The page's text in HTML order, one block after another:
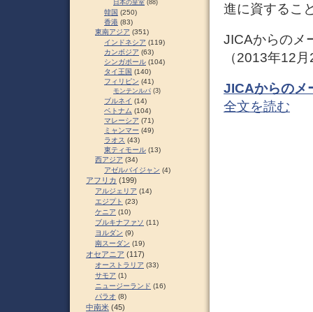
進に資するこ
JICAからのメ
（2013年12
JICAからのメ
全文を読む
日本の皇室 (88)
韓国 (250)
香港 (83)
東南アジア (351)
インドネシア (119)
カンボジア (63)
シンガポール (104)
タイ王国 (140)
フィリピン (41)
モンテンルパ (3)
ブルネイ (14)
ベトナム (104)
マレーシア (71)
ミャンマー (49)
ラオス (43)
東ティモール (13)
西アジア (34)
アゼルバイジャン (4)
アフリカ (199)
アルジェリア (14)
エジプト (23)
ケニア (10)
ブルキナファソ (11)
ヨルダン (9)
南スーダン (19)
オセアニア (117)
オーストラリア (33)
サモア (1)
ニュージーランド (16)
パラオ (8)
中南米 (45)